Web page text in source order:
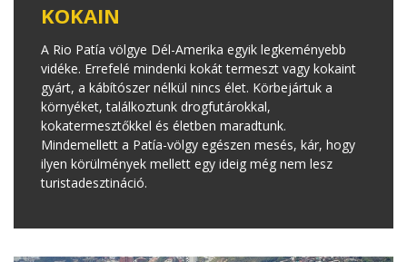
KOKAIN
A Rio Patía völgye Dél-Amerika egyik legkeményebb
vidéke. Errefelé mindenki kokát termeszt vagy kokaint
gyárt, a kábítószer nélkül nincs élet. Körbejártuk a
környéket, találkoztunk drogfutárokkal,
kokatermesztőkkel és életben maradtunk.
Mindemellett a Patía-völgy egészen mesés, kár, hogy
ilyen körülmények mellett egy ideig még nem lesz
turistadesztináció.